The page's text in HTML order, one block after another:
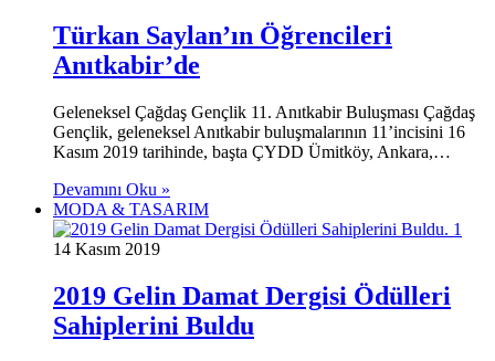
Türkan Saylan’ın Öğrencileri
Anıtkabir’de
Geleneksel Çağdaş Gençlik 11. Anıtkabir Buluşması Çağdaş
Gençlik, geleneksel Anıtkabir buluşmalarının 11’incisini 16
Kasım 2019 tarihinde, başta ÇYDD Ümitköy, Ankara,…
Devamını Oku »
MODA & TASARIM
14 Kasım 2019
2019 Gelin Damat Dergisi Ödülleri
Sahiplerini Buldu